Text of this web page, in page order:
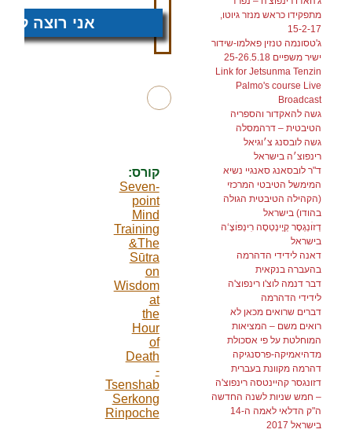
מתפקידו כראש מנזר גיוטו,
15-2-17
ג'טסונמה טנזין פאלמו-שידור
ישיר משפיים 25-26.5.18
Link for Jetsunma Tenzin
Palmo's course Live
Broadcast
גשה להאקדור והספריה
הטיבטית – דרהמסלה
גשה לובסנג צ׳וגיאל
רינפוצ׳ה בישראל
ד"ר לובסאנג סאנגיי נשיא
המימשל הטיבטי המרכזי
(הקהילה הטיבטית הגולה
בהודו) בישראל
דְזוׄנְגְסָר קְיֶינְטְסֶה רׅינְפּוׄצֶ‘ה
בישראל
דאנה לידידי הדהרמה
בהעברה בנקאית
דבר דנמה לוצ'ו רינפוצ'ה
לידידי הדהרמה
דברים שרואים מכאן לא
רואים משם – המציאות
המוחלטת על פי אסכולת
מדהיאמיקה-פרסנגיקה
דהרמה מקוונת בעברית
דזונגסר קהיינטסה רינפוצ'ה
– חמש שניות לשנה החדשה
ה"ק הדלאי לאמה ה-14
בישראל 2017
אני רוצה
קורס:
Seven-
point
Mind
Training
&The
Sūtra
on
Wisdom
at
the
Hour
of
Death
-
Tsenshab
Serkong
Rinpoche